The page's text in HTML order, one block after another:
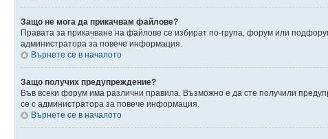
Защо не мога да прикачвам файлове?
Правата за прикачване на файлове се избират по-група, форум или
администратора за повече информация.
Върнете се в началото
Защо получих предупреждение?
Във всеки форум има различни правила. Възможно е да сте получили
се с администратора за повече информация.
Върнете се в началото